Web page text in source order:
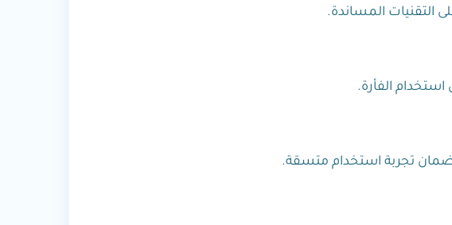
التقنيات المساندة.
استخدام الفأرة.
لضمان تجربة استخدام متسقة.